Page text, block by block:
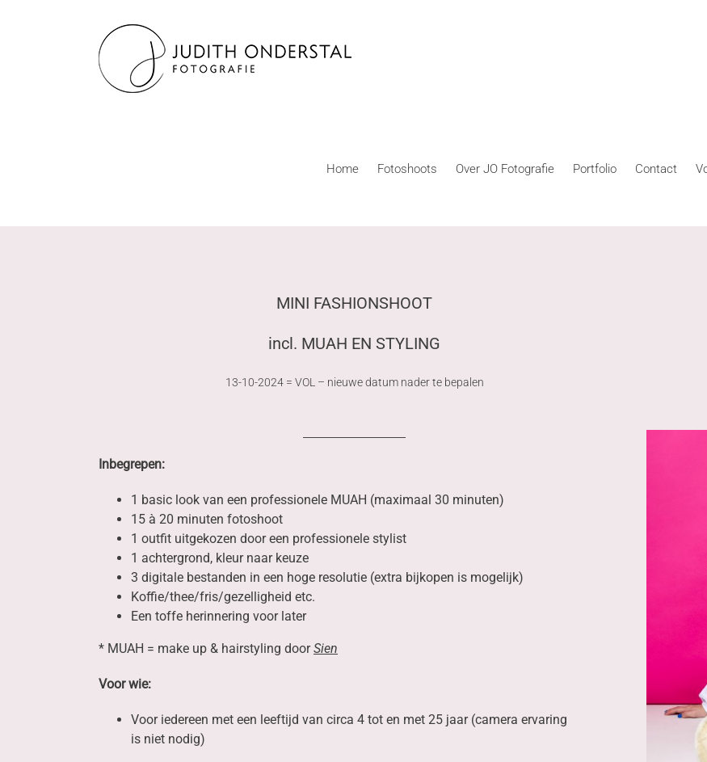
Home Fotoshoots Over JO Fotografie Portfolio Contact
MINI FASHIONSHOOT
incl. MUAH EN STYLING
13-10-2024 = VOL – nieuwe datum nader te bepalen
Inbegrepen:
1 basic look van een professionele MUAH (maximaal 30 minuten)
15 à 20 minuten fotoshoot
1 outfit uitgekozen door een professionele stylist
1 achtergrond, kleur naar keuze
3 digitale bestanden in een hoge resolutie (extra bijkopen is mogelijk)
Koffie/thee/fris/gezelligheid etc.
Een toffe herinnering voor later
* MUAH = make up & hairstyling doorSien
Voor wie:
Voor iedereen met een leeftijd van circa 4 tot en met 25 jaar (camera ervaring
is niet nodig)